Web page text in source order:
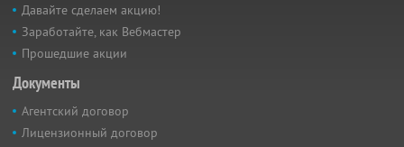
Давайте сделаем акцию!
Заработайте, как Вебмастер
Прошедшие акции
Документы
Агентский договор
Лицензионный договор